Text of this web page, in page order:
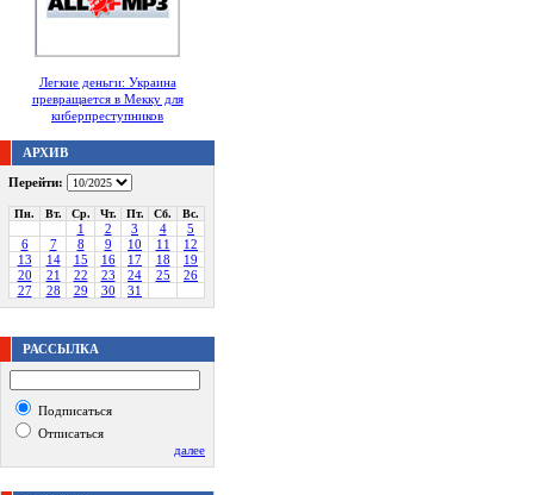
Легкие деньги: Украина
превращается в Мекку для
киберпреступников
АРХИВ
Перейти:
Пн. Вт. Ср. Чт. Пт. Сб. Вс.
1 2 3 4
5
6
7 8 9 10 11
12
13
14 15 16 17 18
19
20
21 22 23 24 25
26
27
28 29 30 31
РАССЫЛКА
Подписаться
Отписаться
далее